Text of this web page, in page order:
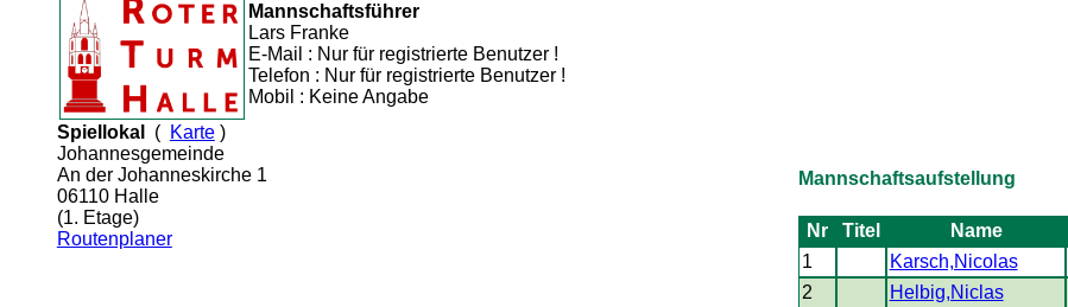
Mannschaftsführer
Lars Franke
E-Mail : Nur für registrierte Benutzer !
Telefon : Nur für registrierte Benutzer !
Mobil : Keine Angabe
Spiellokal
( Karte)
Johannesgemeinde
An der Johanneskirche 1
06110 Halle
(1. Etage)
Routenplaner
Mannschaftsaufstellung
Nr Titel Name
1
Karsch,Nicolas
2
Helbig,Niclas